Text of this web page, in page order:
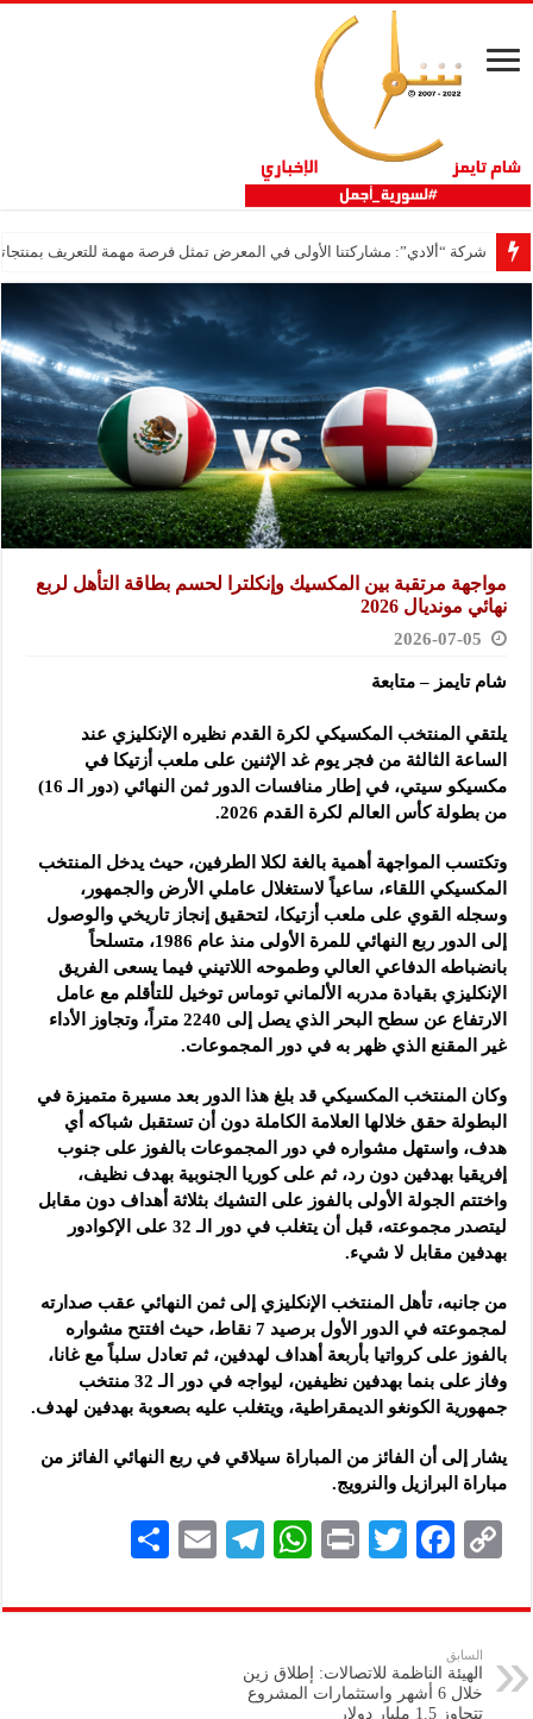
شركة “ألادي”: مشاركتنا الأولى في المعرض تمثل فرصة مهمة للتعريف
مواجهة مرتقبة بين المكسيك وإنكلترا لحسم بطاقة التأهل لربع
‏نهائي مونديال 2026‏
2026-07-05
شام تايمز – متابعة
يلتقي المنتخب المكسيكي لكرة القدم نظيره الإنكليزي عند
‏الساعة الثالثة من فجر يوم غد الإثنين على ملعب أزتيكا في
‏مكسيكو سيتي، في إطار منافسات الدور ثمن النهائي (دور الـ 16)
‏من بطولة كأس العالم لكرة القدم 2026‌‎.
وتكتسب المواجهة أهمية بالغة لكلا الطرفين، حيث يدخل المنتخب
‏المكسيكي اللقاء، ساعياً لاستغلال عاملي الأرض والجمهور،
وسجله ‏القوي على ملعب أزتيكا، لتحقيق إنجاز تاريخي والوصول
إلى ‏الدور ربع النهائي للمرة الأولى منذ عام 1986، متسلحاً
بانضباطه ‏الدفاعي العالي وطموحه اللاتيني فيما يسعى الفريق
الإنكليزي ‏بقيادة مدربه الألماني توماس توخيل للتأقلم مع عامل
الارتفاع عن ‏سطح البحر الذي يصل إلى 2240 متراً، وتجاوز الأداء
غير المقنع ‏الذي ظهر به في دور المجموعات‎.‎
وكان المنتخب المكسيكي قد بلغ هذا الدور بعد مسيرة متميزة في
‏البطولة حقق خلالها العلامة الكاملة دون أن تستقبل شباكه أي
‏هدف، واستهل مشواره في دور المجموعات بالفوز على جنوب
‏إفريقيا بهدفين دون رد، ثم على كوريا الجنوبية بهدف نظيف،
‏واختتم الجولة الأولى بالفوز على التشيك بثلاثة أهداف دون مقابل
‏ليتصدر مجموعته، قبل أن يتغلب في دور الـ 32 على الإكوادور
‏بهدفين مقابل لا شيء‎.‎
من جانبه، تأهل المنتخب الإنكليزي إلى ثمن النهائي عقب صدارته
‏لمجموعته في الدور الأول برصيد 7 نقاط، حيث افتتح مشواره
‏بالفوز على كرواتيا بأربعة أهداف لهدفين، ثم تعادل سلباً مع غانا،
‏وفاز على بنما بهدفين نظيفين، ليواجه في دور الـ 32 منتخب
‏جمهورية الكونغو الديمقراطية، ويتغلب عليه بصعوبة بهدفين لهدف‎.‎
يشار إلى أن الفائز من المباراة سيلاقي في ربع النهائي الفائز من
‏مباراة البرازيل والنرويج‎.‎
C
p
y
Li
F
eb
k
T
tt
P
nt
W
at
A
Te
gr
E
ai
ar
السابق
الهيئة الناظمة للاتصالات: إطلاق زين
خلال 6 أشهر ‏واستثمارات ‏المشروع
تتجاوز 1.5 مليار دولار